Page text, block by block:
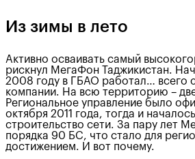
Из зимы в лето
Активно осваивать самый
рискнул МегаФон Таджикистан.
2008 году в ГБАО работал… всего
компании. На всю территорию –
Региональное управление было
октября 2011 года, тогда и
строительство сети. За пару лет
порядка 90 БС, что стало для
достижением. И вот почему.